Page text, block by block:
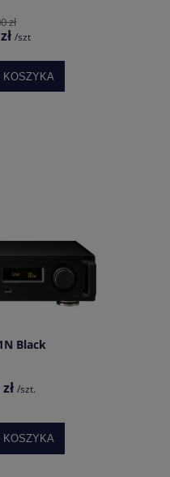
zł
/szt
KOSZYKA
Black
/szt.
KOSZYKA